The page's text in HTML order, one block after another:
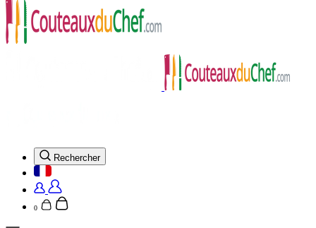
Rechercher
0